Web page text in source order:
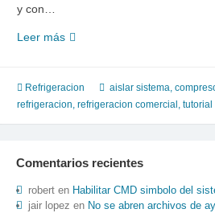
y con…
Leer másQue
un
sistema
de
compresores
en
paralelo
Refrigeracion aislar sistema,
refrigeracion, refrigeracion comercial , tutorial
Comentarios recientes
roberten Habilitar CMD simbolo del
jair lopez en No se abren archivos de